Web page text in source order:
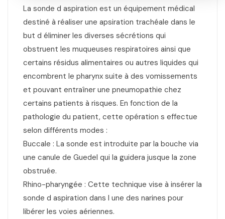
La sonde d aspiration est un équipement médical
destiné à réaliser une apsiration trachéale dans le
but d éliminer les diverses sécrétions qui
obstruent les muqueuses respiratoires ainsi que
certains résidus alimentaires ou autres liquides qui
encombrent le pharynx suite à des vomissements
et pouvant entraîner une pneumopathie chez
certains patients à risques. En fonction de la
pathologie du patient, cette opération s effectue
selon différents modes :
Buccale : La sonde est introduite par la bouche via
une canule de Guedel qui la guidera jusque la zone
obstruée.
Rhino-pharyngée : Cette technique vise à insérer la
sonde d aspiration dans l une des narines pour
libérer les voies aériennes.